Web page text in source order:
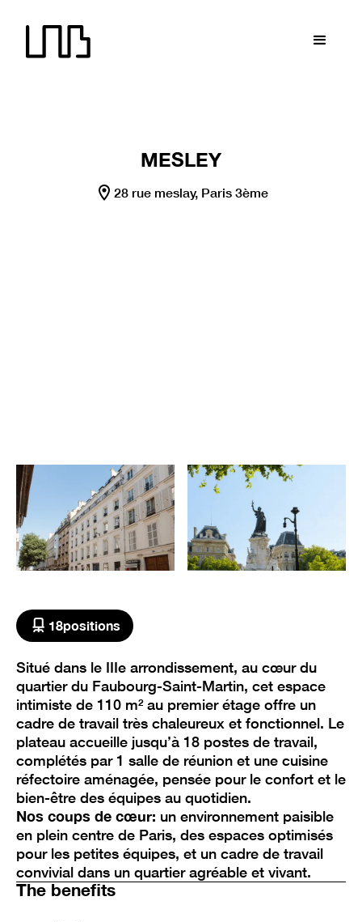
MESLEY
28 rue meslay, Paris 3ème
18positions
Situé dans le IIIe arrondissement, au cœur du
quartier du Faubourg-Saint-Martin, cet espace
intimiste de 110 m² au premier étage offre un
cadre de travail très chaleureux et fonctionnel. Le
plateau accueille jusqu’à 18 postes de travail,
complétés par 1 salle de réunion et une cuisine
réfectoire aménagée, pensée pour le confort et le
bien-être des équipes au quotidien.
Nos coups de cœur: un environnement paisible
en plein centre de Paris, des espaces optimisés
pour les petites équipes, et un cadre de travail
convivial dans un quartier agréable et vivant.
The benefits